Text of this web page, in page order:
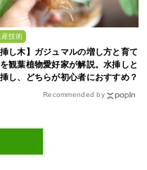
産技術
挿し木】ガジュマルの増し方と育て
観葉植物愛好家が解説。水挿しと
し、どちらが初心者におすすめ？
Recommended by